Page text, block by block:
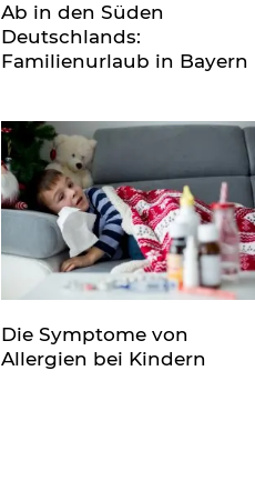
Ab in den Süden
Deutschlands:
Familienurlaub in Bayern
Die Symptome von
Allergien bei Kindern